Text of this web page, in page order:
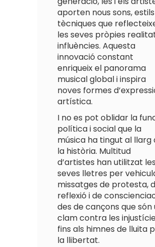
aporten nous sons,
tècniques que
les seves pròpies
influències. Aquesta
innovació constant
enriqueix el panorama
musical global i inspira
noves formes
artística.
I no es pot oblidar la
política i social que la
música ha tingut al llarg
la història. Multitud
d’artistes han utilitzat les
seves lletres per
missatges de protesta,
reflexió i de
des de cançons que són
clam contra les
fins als himnes de lluita
la llibertat.